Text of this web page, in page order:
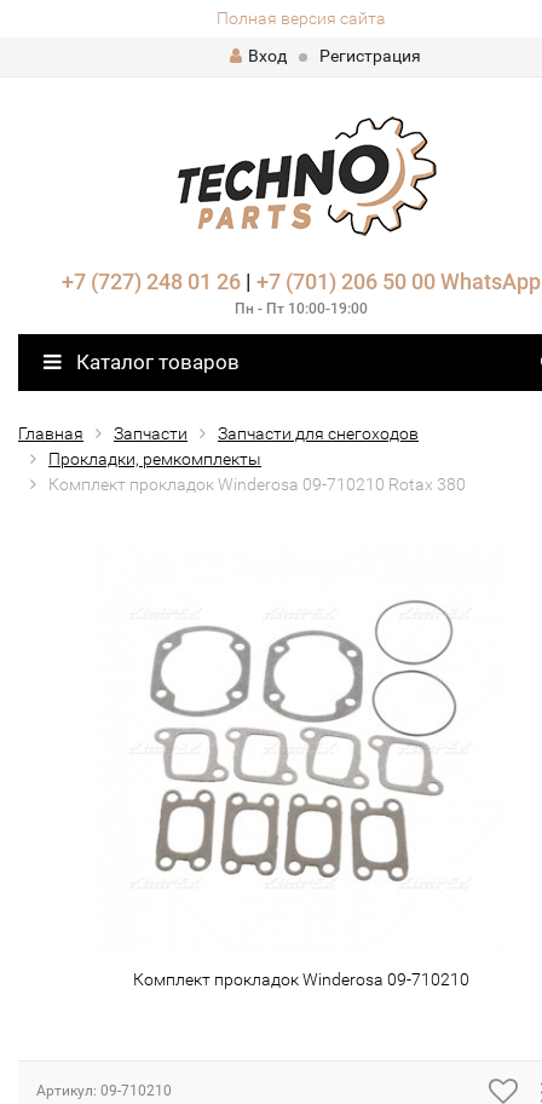
Полная версия сайта
Вход
Регистрация
+7 (727) 248 01 26| +7 (701) 206 50 00 WhatsApp
Пн - Пт 10:00-19:00
Каталог товаров
Главная Запчасти
Запчасти для снегоходов
Прокладки, ремкомплекты
Комплект прокладок Winderosa 09-710210 Rotax 380
Комплект прокладок Winderosa 09-710210
Артикул: 09-710210